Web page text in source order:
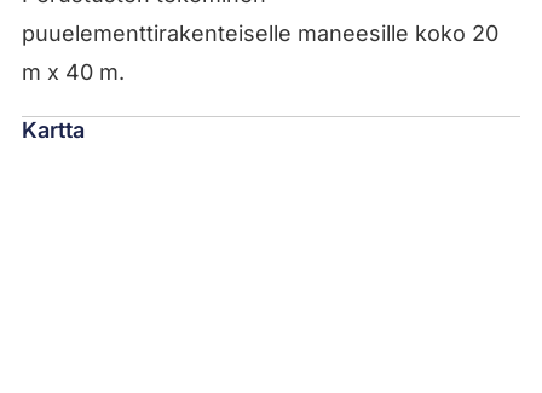
puuelementtirakenteiselle maneesille koko 20
m x 40 m.
Kartta